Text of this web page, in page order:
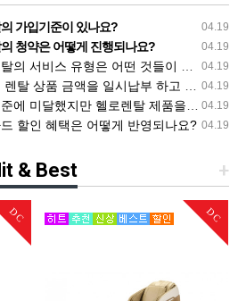
04.19
가입기준이 있나요?
04.19
청약은 어떻게 진행되나요?
04.19
서비스 유형은 어떤 것들이 있나요?
04.19
을 일시납부 하고 싶습니다. 어떻게 해야 하나요?
04.19
헬로렌탈 제품을 사용하고 싶습니다. 방법이 없나요?
04.19
할인 혜택은 어떻게 반영되나요?
+
& Best
DC DC